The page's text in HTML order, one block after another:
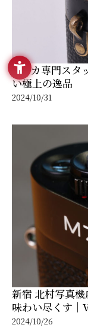
ライカ専門スタ
い極上の逸品
2024/10/31
新宿 北村写真
味わい尽くす｜
2024/10/26